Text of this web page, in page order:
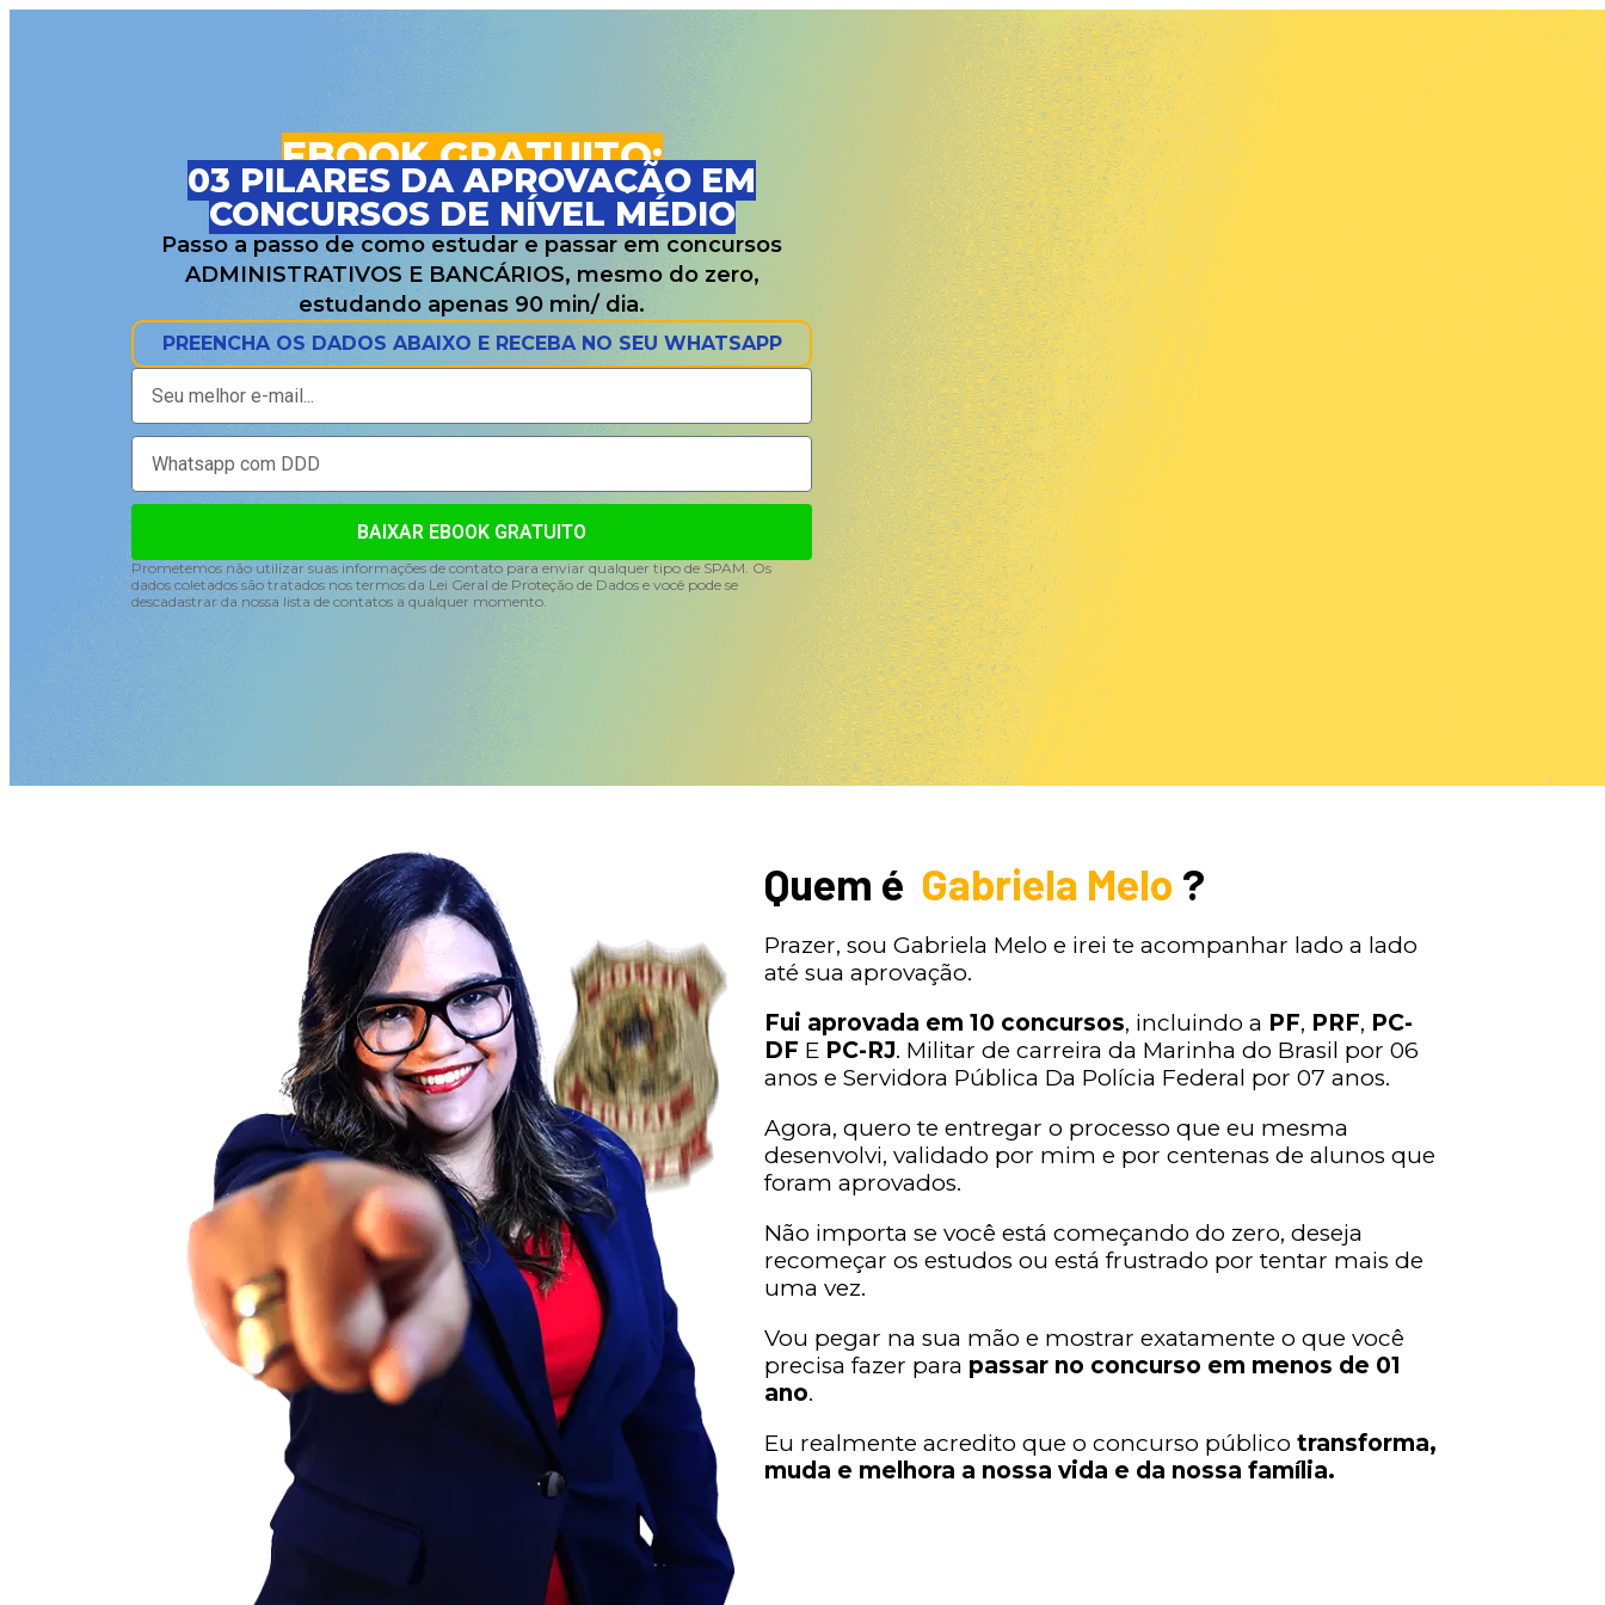
EBOOK GRATUITO:
03 PILARES DA APROVAÇÃO EM
CONCURSOS DE NÍVEL MÉDIO
Passo a passo de como estudar e passar em concursos
ADMINISTRATIVOS E BANCÁRIOS, mesmo do zero,
estudando apenas 90 min/ dia.
PREENCHA OS DADOS ABAIXO E RECEBA NO SEU WHATSAPP
BAIXAR EBOOK GRATUITO
Prometemos não utilizar suas informações de contato para enviar qualquer tipo de SPAM. Os
dados coletados são tratados nos termos da Lei Geral de Proteção de Dados e você pode se
descadastrar da nossa lista de contatos a qualquer momento.
Quem é Gabriela Melo ?
Prazer, sou Gabriela Melo e irei te acompanhar lado a lado
até sua aprovação.
Fui aprovada em 10 concursos, incluindo a PF, PRF, PC-
DF E PC-RJ. Militar de carreira da Marinha do Brasil por 06
anos e Servidora Pública Da Polícia Federal por 07 anos.
Agora, quero te entregar o processo que eu mesma
desenvolvi, validado por mim e por centenas de alunos que
foram aprovados.
Não importa se você está começando do zero, deseja
recomeçar os estudos ou está frustrado por tentar mais de
uma vez.
Vou pegar na sua mão e mostrar exatamente o que você
precisa fazer para passar no concurso em menos de 01
ano.
Eu realmente acredito que o concurso públicotransforma,
muda e melhora a nossa vida e da nossa família.